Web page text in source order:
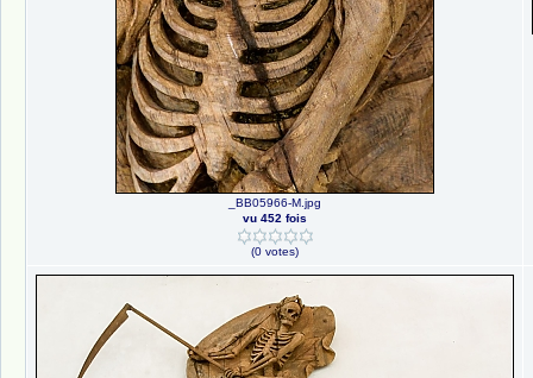
_BB05966-M.jpg
vu 452 fois
(0 votes)